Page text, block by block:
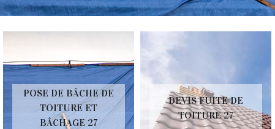
POSE DE BÂCHE DE
TOITURE ET
BÂCHAGE 27
DEVIS FUITE DE
TOITURE 27